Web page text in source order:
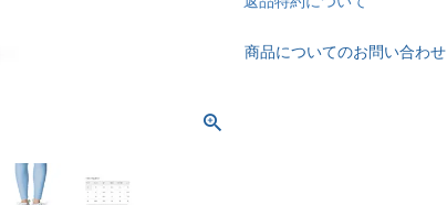
商品についてのお問い合わせ